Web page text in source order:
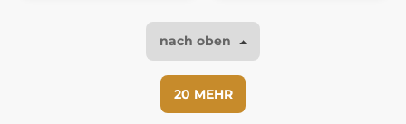
nach oben
20 MEHR